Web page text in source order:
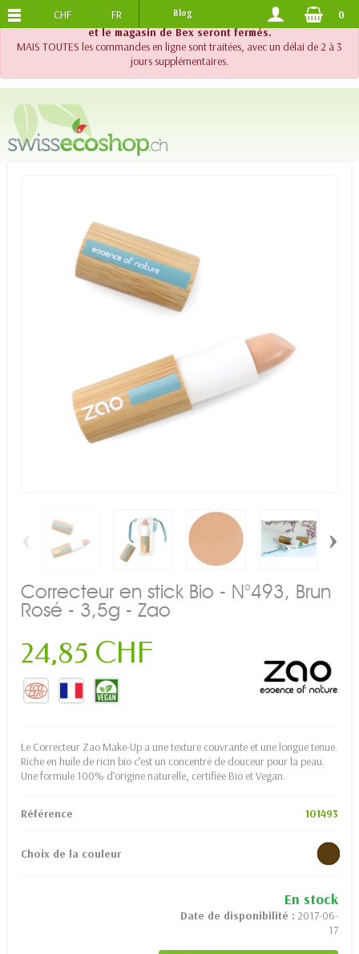
!! Important !! Jusqu'au 20 août 2026, le support téléphonique
et le magasin de Bex seront fermés.
MAIS TOUTES les commandes en ligne sont traitées, avec un délai de 2 à 3
jours supplémentaires.
PORTS OFFERTS DES 120.-
CHF FR Blog 0
‹ ›
Correcteur en stick Bio - N°493, Brun
Rosé - 3,5g - Zao
24,85 CHF
Le Correcteur Zao Make-Up a une texture couvrante et une longue tenue.
Riche en huile de ricin bio c’est un concentré de douceur pour la peau.
Une formule 100% d’origine naturelle, certifiée Bio et Vegan.
Référence 101493
Choix de la couleur
En stock
Date de disponibilité : 2017-06-
17